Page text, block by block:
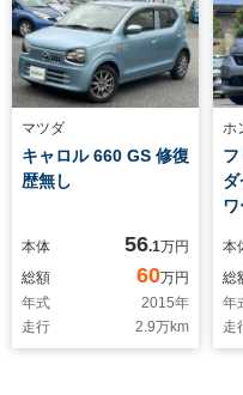
マツダ
キャロル 660 GS 修復
歴無し
本体 56.1万円
総額
60万円
年式
2015年
走行
2.9万km
ホ
本
総
年
走